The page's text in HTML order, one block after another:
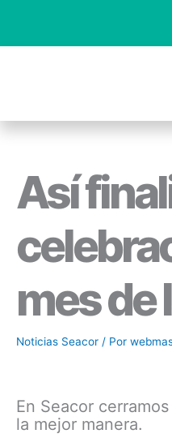
contenido
Así
mes de
Noticias Seacor / Por
En Seacor
la mejor manera.